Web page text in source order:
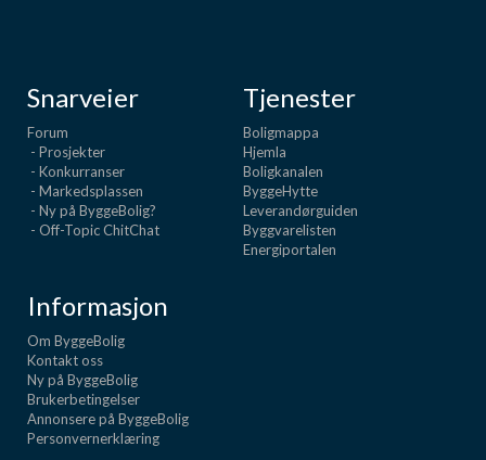
Snarveier
Forum
- Prosjekter
- Konkurranser
- Markedsplassen
- Ny på ByggeBolig?
- Off-Topic ChitChat
Tjenester
Boligmappa
Hjemla
Boligkanalen
ByggeHytte
Leverandørguiden
Byggvarelisten
Energiportalen
Informasjon
Om ByggeBolig
Kontakt oss
Ny på ByggeBolig
Brukerbetingelser
Annonsere på ByggeBolig
Personvernerklæring